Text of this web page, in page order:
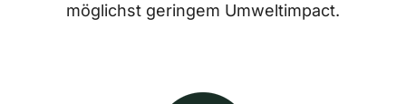
möglichst geringem Umweltimpact.